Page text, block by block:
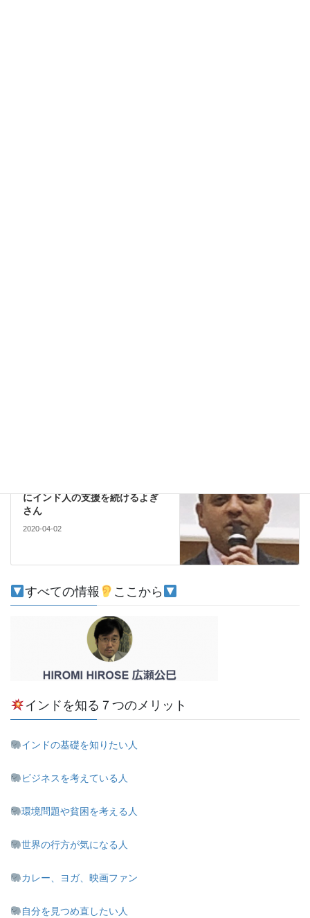
にインド人の支援を続けるよぎ
さん
2020-04-02
すべての情報 ここから
インドを知る７つのメリット
インドの基礎を知りたい人
ビジネスを考えている人
環境問題や貧困を考える人
世界の行方が気になる人
カレー、ヨガ、映画ファン
自分を見つめ直したい人